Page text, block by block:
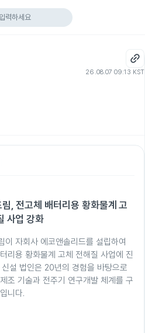
력하세요
26.08.07 09:13 KST
, 전고체 배터리용 황화물계 고
사업 강화
이 자회사 에코앤솔리드를 설립하여
리용 황화물계 고체 전해질 사업에 진
설 법인은 20년의 경험을 바탕으로
조 기술과 전주기 연구개발 체계를 구
니다.